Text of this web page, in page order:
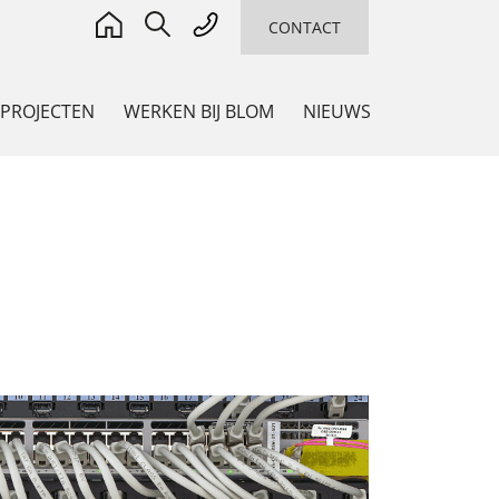
CONTACT
WERKEN BIJ BLOM NIEUWS